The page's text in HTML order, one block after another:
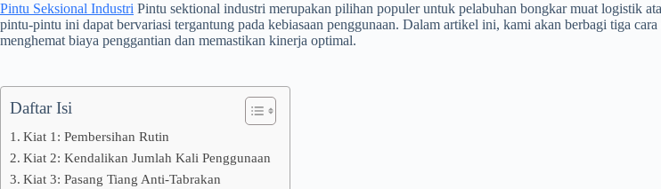
Pintu Seksional Industri Pintu sektional industri merupakan pilihan populer untuk pelabuhan bongkar muat logistik
pintu-pintu ini dapat bervariasi tergantung pada kebiasaan penggunaan. Dalam artikel ini, kami akan berbagi tiga
menghemat biaya penggantian dan memastikan kinerja optimal.
Daftar Isi
Kiat 1: Pembersihan Rutin
Kiat 2: Kendalikan Jumlah Kali Penggunaan
Kiat 3: Pasang Tiang Anti-Tabrakan